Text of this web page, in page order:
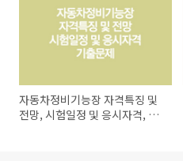
자동차정비기능장 자격특징 및
전망, 시험일정 및 응시자격, 기